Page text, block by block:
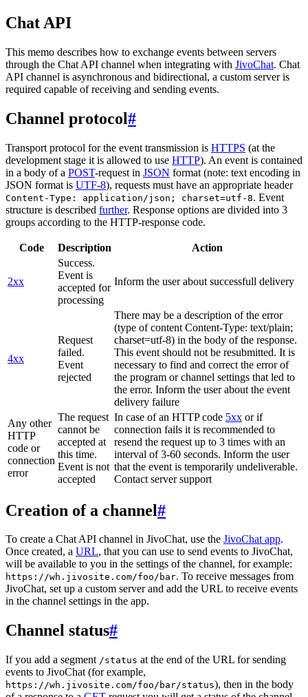
Chat API
This memo describes how to exchange events between servers
through the Chat API channel when integrating with JivoChat. Chat
API channel is asynchronous and bidirectional, a custom server is
required capable of receiving and sending events.
Channel protocol#
Transport protocol for the event transmission is HTTPS (at the
development stage it is allowed to use HTTP). An event is contained
in a body of a POST-request in JSON format (note: text encoding in
JSON format is UTF-8), requests must have an appropriate header
Content-Type: application/json; charset=utf-8. Event
structure is described further. Response options are divided into 3
groups according to the HTTP-response code.
Code Description Action
2xx
Success.
Event is
accepted for
processing
Inform the user about successfull delivery
4xx
Request
failed.
Event
rejected
There may be a description of the error
(type of content Content-Type: text/plain;
charset=utf-8) in the body of the response.
This event should not be resubmitted. It is
necessary to find and correct the error of
the program or channel settings that led to
the error. Inform the user about the event
delivery failure
Any other
HTTP
code or
connection
error
The request
cannot be
accepted at
this time.
Event is not
accepted
In case of an HTTP code 5xx or if
connection fails it is recommended to
resend the request up to 3 times with an
interval of 3-60 seconds. Inform the user
that the event is temporarily undeliverable.
Contact server support
Creation of a channel#
To create a Chat API channel in JivoChat, use the JivoChat app.
Once created, a URL, that you can use to send events to JivoChat,
will be available to you in the settings of the channel, for example:
https://wh.jivosite.com/foo/bar. To receive messages from
JivoChat, set up a custom server and add the URL to receive events
in the channel settings in the app.
Channel status#
If you add a segment /status at the end of the URL for sending
events to JivoChat (for example,
https://wh.jivosite.com/foo/bar/status), then in the body